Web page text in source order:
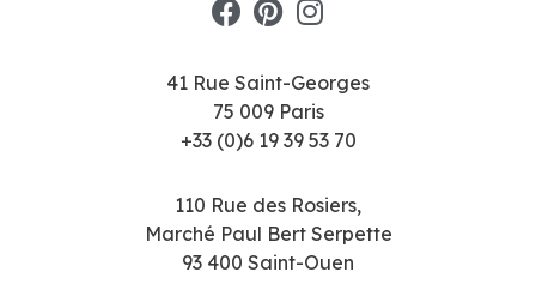
41 Rue Saint-Georges
75 009 Paris
+33 (0)6 19 39 53 70
110 Rue des Rosiers,
Marché Paul Bert Serpette
93 400 Saint-Ouen